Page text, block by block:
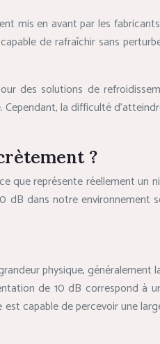
mis en avant par les
de rafraîchir sans
des solutions de
la difficulté
?
représente réellement un
dans notre
physique, généralement
de 10 dB correspond
capable de percevoir une